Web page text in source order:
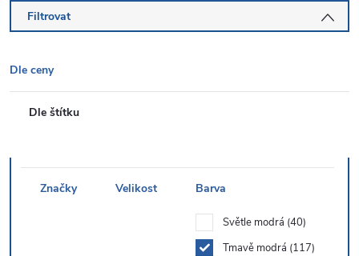
Filtrovat
Dle ceny
Dle štítku
Značky Velikost Barva
Světle modrá 40
Tmavě modrá 117